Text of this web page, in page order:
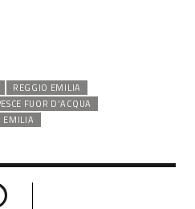
REGGIO EMILIA
FUOR D'ACQUA
EMILIA